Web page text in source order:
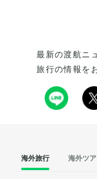
最新の渡航ニ
旅行の情報を
海外旅行 海外ツ